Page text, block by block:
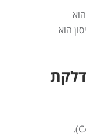
הוא
דלקת
הגורם למחלה הוא אדנו-וירוס (CAV1).